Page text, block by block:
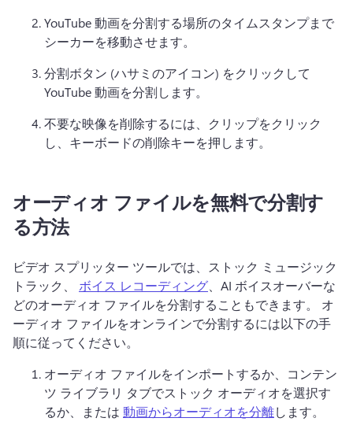
YouTube 動画を分割する場所のタイムスタンプまで
シーカーを移動させます。
分割ボタン (ハサミのアイコン) をクリックして
YouTube 動画を分割します。
不要な映像を削除するには、クリップをクリック
し、キーボードの削除キーを押します。
オーディオ ファイルを無料で分割す
る方法
ビデオ スプリッター ツールでは、ストック ミュージック
トラック、 ボイス レコーディング 、AI ボイスオーバーな
どのオーディオ ファイルを分割することもできます。 オ
ーディオ ファイルをオンラインで分割するには以下の手
順に従ってください。
オーディオ ファイルをインポートするか、コンテン
ツ ライブラリ タブでストック オーディオを選択す
るか、または 動画からオーディオを分離します。